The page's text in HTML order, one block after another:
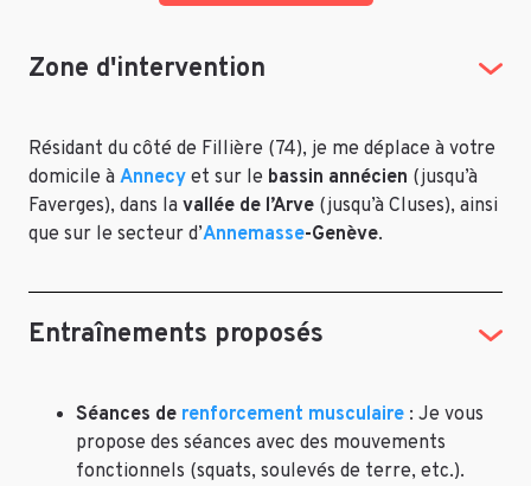
Zone d'intervention
Résidant du côté de Fillière (74), je me déplace à votre
domicile à Annecy et sur le bassin annécien (jusqu’à
Faverges), dans la vallée de l’Arve (jusqu’à Cluses), ainsi
que sur le secteur d’Annemasse-Genève.
Entraînements proposés
Séances de renforcement musculaire : Je vous
propose des séances avec des mouvements
fonctionnels (squats, soulevés de terre, etc.).